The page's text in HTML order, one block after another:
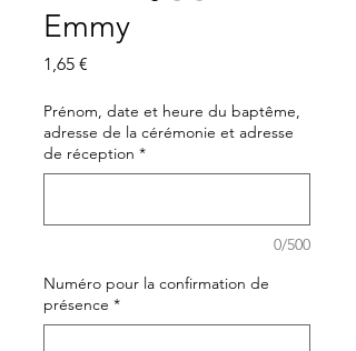
Emmy
1,65 €
Prénom, date et heure du baptême,
adresse de la cérémonie et adresse
de réception *
0/500
Numéro pour la confirmation de
présence *